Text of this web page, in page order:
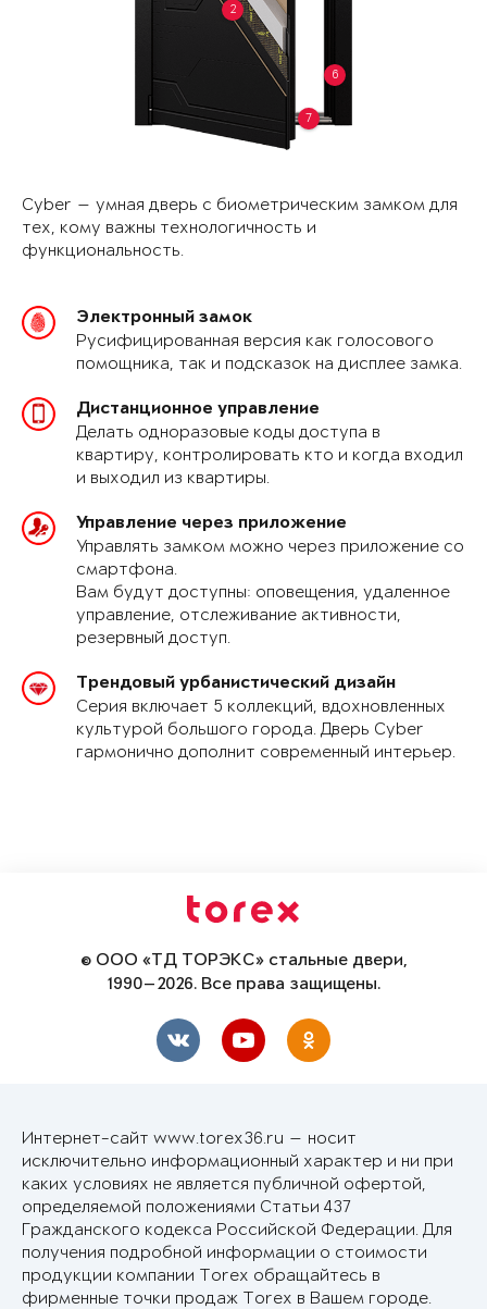
2
6
7
Cyber — умная дверь с биометрическим замком для
тех, кому важны технологичность и
функциональность.
Электронный замок
Русифицированная версия как голосового
помощника, так и подсказок на дисплее замка.
Дистанционное управление
Делать одноразовые коды доступа в
квартиру, контролировать кто и когда входил
и выходил из квартиры.
Управление через приложение
Управлять замком можно через приложение со
смартфона.
Вам будут доступны: оповещения, удаленное
управление, отслеживание активности,
резервный доступ.
Трендовый урбанистический дизайн
Серия включает 5 коллекций, вдохновленных
культурой большого города. Дверь Cyber
гармонично дополнит современный интерьер.
© ООО «ТД ТОРЭКС» стальные двери,
1990—2026. Все права защищены.
Интернет-сайт www.torex36.ru — носит
исключительно информационный характер и ни при
каких условиях не является публичной офертой,
определяемой положениями Статьи 437
Гражданского кодекса Российской Федерации. Для
получения подробной информации о стоимости
продукции компании Torex обращайтесь в
фирменные точки продаж Torex в Вашем городе.